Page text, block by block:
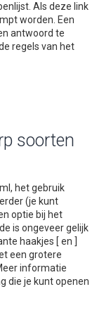
Als deze link
worden. Een
antwoord te
regels van het
soorten
het gebruik
(je kunt
optie bij het
is ongeveer gelijk
haakjes [ en ]
een grotere
informatie
die je kunt openen